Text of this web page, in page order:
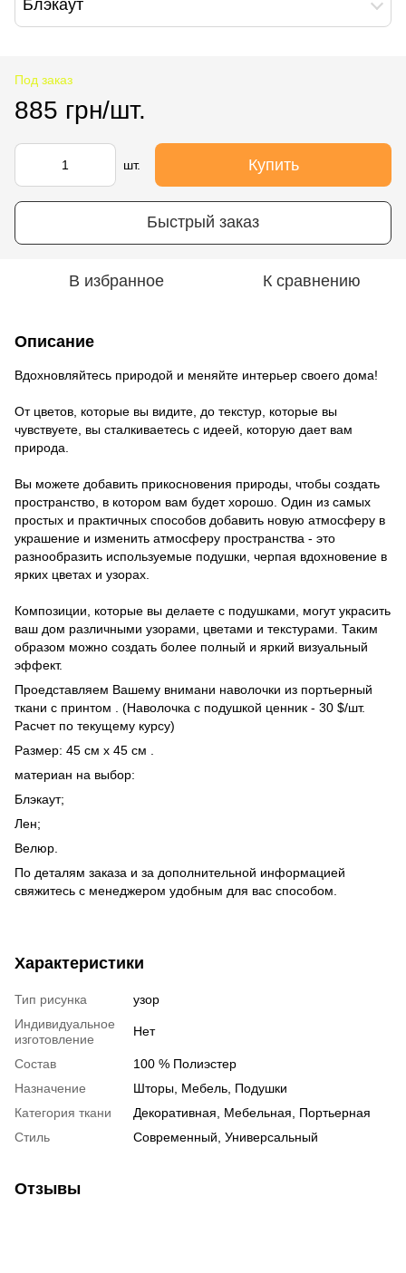
Блэкаут
Под заказ
885 грн/шт.
шт. Купить
Быстрый заказ
В избранное К сравнению
Описание
Вдохновляйтесь природой и меняйте интерьер своего дома!
От цветов, которые вы видите, до текстур, которые вы
чувствуете, вы сталкиваетесь с идеей, которую дает вам
природа.
Вы можете добавить прикосновения природы, чтобы создать
пространство, в котором вам будет хорошо. Один из самых
простых и практичных способов добавить новую атмосферу в
украшение и изменить атмосферу пространства - это
разнообразить используемые подушки, черпая вдохновение в
ярких цветах и ​​узорах.
Композиции, которые вы делаете с подушками, могут украсить
ваш дом различными узорами, цветами и текстурами. Таким
образом можно создать более полный и яркий визуальный
эффект.
Проедставляем Вашему внимани наволочки из портьерный
ткани с принтом . (Наволочка с подушкой ценник - 30 $/шт.
Расчет по текущему курсу)
Размер: 45 см х 45 см .
материан на выбор:
Блэкаут;
Лен;
Велюр.
По деталям заказа и за дополнительной информацией
свяжитесь с менеджером удобным для вас способом.
Характеристики
Тип рисунка
узор
Индивидуальное
изготовление
Нет
Состав
100 % Полиэстер
Назначение
Шторы, Мебель, Подушки
Категория ткани
Декоративная, Мебельная, Портьерная
Стиль
Современный, Универсальный
Отзывы